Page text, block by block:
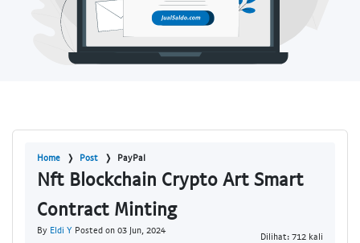
Home Post PayPal
Nft Blockchain Crypto Art Smart
Contract Minting
By Eldi Y Posted on 03 Jun, 2024
Dilihat: 712 kali